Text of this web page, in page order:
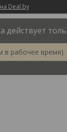
Deal.by
действует
в рабочее время)